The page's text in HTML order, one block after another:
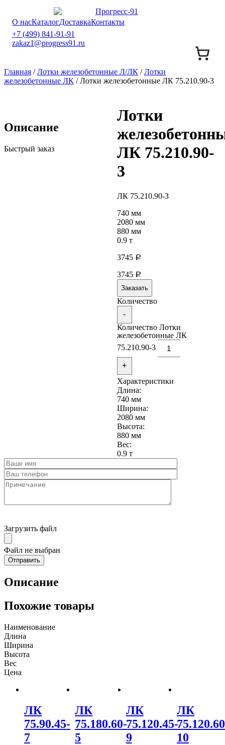
О насКаталогДоставкаКонтакты
+7 (499) 841-91-91
zakaz1@progress91.ru
Главная /Лотки железобетонные Л/ЛК /Лотки
железобетонные ЛК / Лотки железобетонные ЛК 75.210.90-3
Лотки
ЛК 75.210.90-
3
ЛК 75.210.90-3
740 мм
2080 мм
880 мм
0.9 т
3745 Р
3745 Р
Заказать
Количество
-
Количество Лотки
железобетонные ЛК
75.210.90-3
+
Характеристики
Длина:
740 мм
Ширина:
2080 мм
Высота:
880 мм
Вес:
0.9 т
Описание
Быстрый заказ
Загрузить файл
Файл не выбран
Описание
Похожие товары
Наименование
Длина
Ширина
Высота
Вес
Цена
ЛК
75.90.45-
7
ЛК
75.180.60-
5
ЛК
75.120.45-
9
ЛК
10